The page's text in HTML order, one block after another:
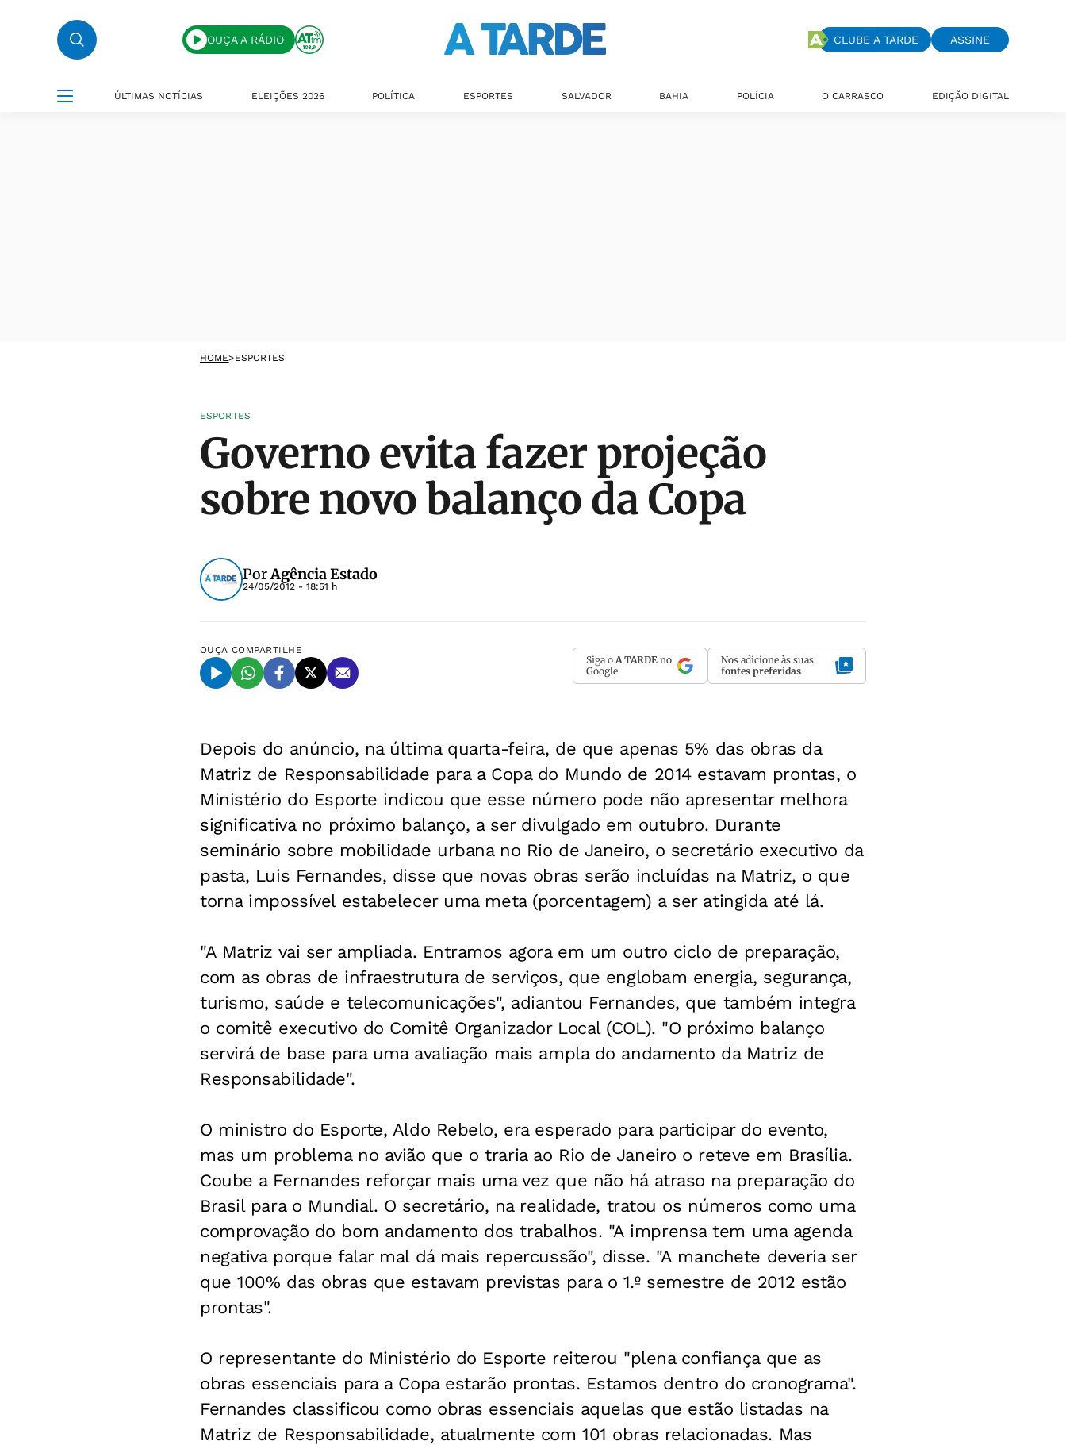
OUÇA A RÁDIO CLUBE A TARDE ASSINE
ÚLTIMAS NOTÍCIAS ELEIÇÕES 2026 POLÍTICA ESPORTES SALVADOR BAHIA POLÍCIA O CARRASCO EDIÇÃO DIGITAL
HOME>ESPORTES
ESPORTES
Governo evita fazer projeção
sobre novo balanço da Copa
PorAgência Estado
24/05/2012 - 18:51 h
OUÇA COMPARTILHE
Siga o A TARDE no
Google
Nos adicione às suas
fontes preferidas
Depois do anúncio, na última quarta-feira, de que apenas 5% das obras da
Matriz de Responsabilidade para a Copa do Mundo de 2014 estavam prontas, o
Ministério do Esporte indicou que esse número pode não apresentar melhora
significativa no próximo balanço, a ser divulgado em outubro. Durante
seminário sobre mobilidade urbana no Rio de Janeiro, o secretário executivo da
pasta, Luis Fernandes, disse que novas obras serão incluídas na Matriz, o que
torna impossível estabelecer uma meta (porcentagem) a ser atingida até lá.
"A Matriz vai ser ampliada. Entramos agora em um outro ciclo de preparação,
com as obras de infraestrutura de serviços, que englobam energia, segurança,
turismo, saúde e telecomunicações", adiantou Fernandes, que também integra
o comitê executivo do Comitê Organizador Local (COL). "O próximo balanço
servirá de base para uma avaliação mais ampla do andamento da Matriz de
Responsabilidade".
O ministro do Esporte, Aldo Rebelo, era esperado para participar do evento,
mas um problema no avião que o traria ao Rio de Janeiro o reteve em Brasília.
Coube a Fernandes reforçar mais uma vez que não há atraso na preparação do
Brasil para o Mundial. O secretário, na realidade, tratou os números como uma
comprovação do bom andamento dos trabalhos. "A imprensa tem uma agenda
negativa porque falar mal dá mais repercussão", disse. "A manchete deveria ser
que 100% das obras que estavam previstas para o 1.º semestre de 2012 estão
prontas".
O representante do Ministério do Esporte reiterou "plena confiança que as
obras essenciais para a Copa estarão prontas. Estamos dentro do cronograma".
Fernandes classificou como obras essenciais aquelas que estão listadas na
Matriz de Responsabilidade, atualmente com 101 obras relacionadas. Mas